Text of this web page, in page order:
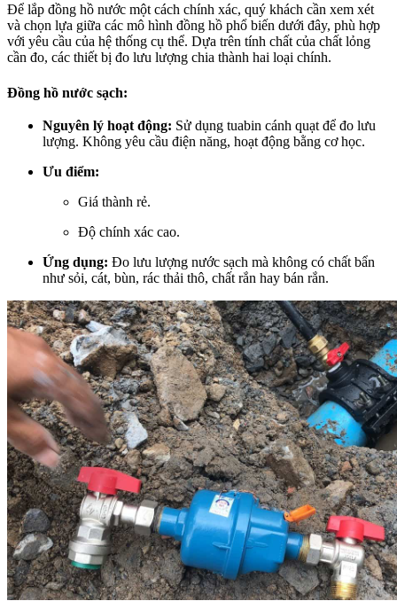
Để lắp đồng hồ nước một cách chính xác, quý khách cần xem xét
và chọn lựa giữa các mô hình đồng hồ phổ biến dưới đây, phù hợp
với yêu cầu của hệ thống cụ thể. Dựa trên tính chất của chất lỏng
cần đo, các thiết bị đo lưu lượng chia thành hai loại chính.
Đồng hồ nước sạch:
Nguyên lý hoạt động: Sử dụng tuabin cánh quạt để đo lưu
lượng. Không yêu cầu điện năng, hoạt động bằng cơ học.
Ưu điểm:
Giá thành rẻ.
Độ chính xác cao.
Ứng dụng: Đo lưu lượng nước sạch mà không có chất bẩn
như sỏi, cát, bùn, rác thải thô, chất rắn hay bán rắn.